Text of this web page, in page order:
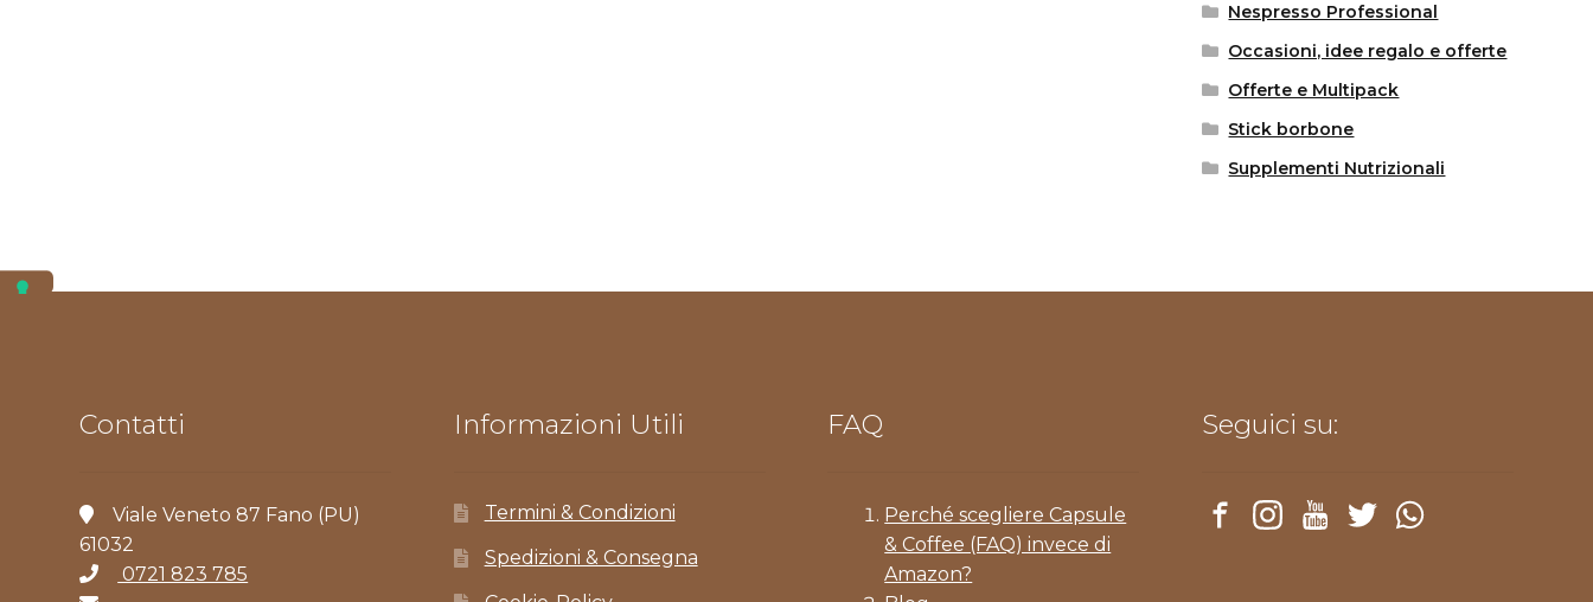
Nespresso Professional
Occasioni, idee regalo e offerte
Offerte e Multipack
Stick borbone
Supplementi Nutrizionali
Contatti
Viale Veneto 87 Fano (PU)
61032
0721 823 785
Informazioni Utili
Termini & Condizioni
Spedizioni & Consegna
FAQ
Perché scegliere Capsule
& Coffee (FAQ) invece di
Amazon?
Seguici su: